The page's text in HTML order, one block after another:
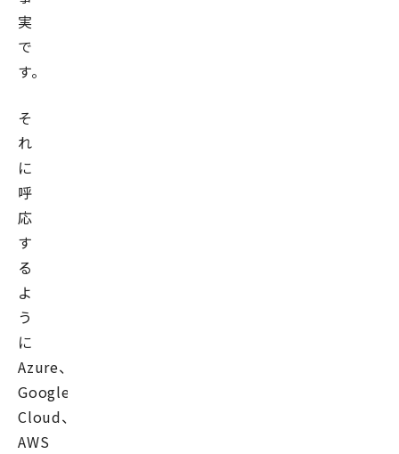
実
で
す。
そ
れ
に
呼
応
す
る
よ
う
に
Azure、
Google
Cloud、
AWS